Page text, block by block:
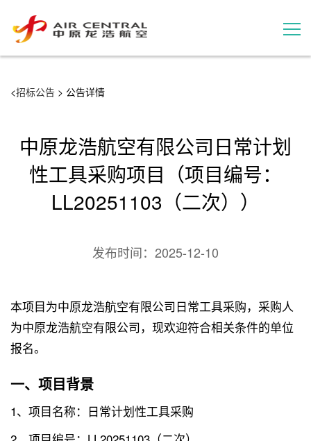
用户案例
联系我们
<招标公告 > 公告详情
中原龙浩航空有限公司日常计划
性工具采购项目（项目编号：
LL20251103（二次））
发布时间： 2025-12-10
本项目为中原龙浩航空有限公司日常工具采购，采购人
为中原龙浩航空有限公司，现欢迎符合相关条件的单位
报名。
一、项目背景
1、项目名称：日常计划性工具采购